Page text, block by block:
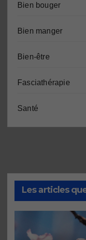
Bien bouger
Bien manger
Bien-être
Fasciathérapie
Santé
Les articles